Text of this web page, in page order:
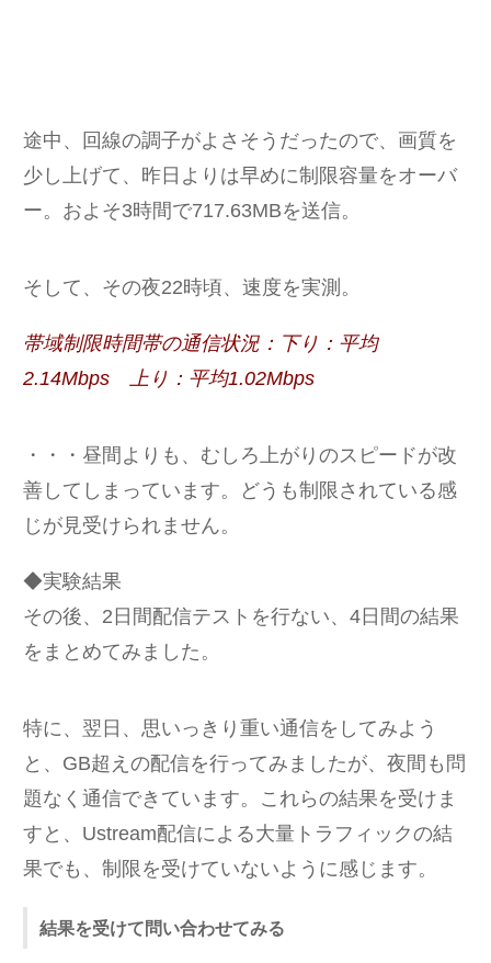
途中、回線の調子がよさそうだったので、画質を
少し上げて、昨日よりは早めに制限容量をオーバ
ー。およそ3時間で717.63MBを送信。
そして、その夜22時頃、速度を実測。
帯域制限時間帯の通信状況：下り：平均
2.14Mbps 上り：平均1.02Mbps
・・・昼間よりも、むしろ上がりのスピードが改
善してしまっています。どうも制限されている感
じが見受けられません。
◆実験結果
その後、2日間配信テストを行ない、4日間の結果
をまとめてみました。
特に、翌日、思いっきり重い通信をしてみよう
と、GB超えの配信を行ってみましたが、夜間も問
題なく通信できています。これらの結果を受けま
すと、Ustream配信による大量トラフィックの結
果でも、制限を受けていないように感じます。
結果を受けて問い合わせてみる